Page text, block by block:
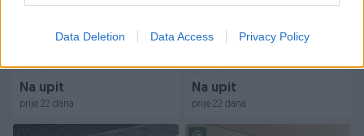
Data Deletion Data Access Privacy Policy
Poslužavnik za kafu, epoksi
Novo
Na upit
prije 22 dana
Epoxy daska za mezu
(poslužvanik) sa vinskim
Novo
Na upit
prije 22 dana